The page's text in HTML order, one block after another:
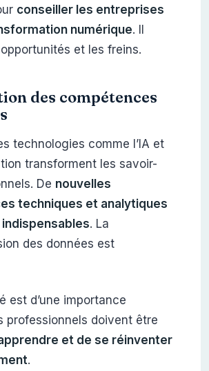
conseiller les entreprises
numérique. Il
et les freins.
des compétences
technologies comme l’IA et
transforment les savoir-
De nouvelles
techniques et analytiques
. La
des données est
est d’une importance
professionnels doivent être
et de se réinventer
.